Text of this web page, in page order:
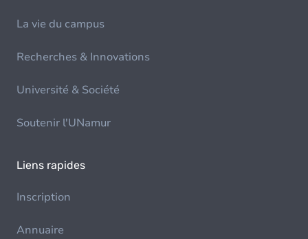
La vie du campus
Recherches & Innovations
Université & Société
Soutenir l'UNamur
Liens rapides
Inscription
Annuaire